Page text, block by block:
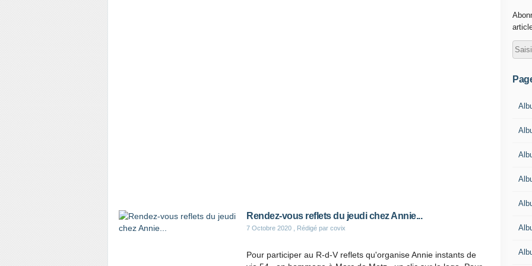
Rendez-vous reflets du jeudi chez Annie...
7 Octobre 2020 , Rédigé par covix
Pour participer au R-d-V reflets qu'organise Annie instants de